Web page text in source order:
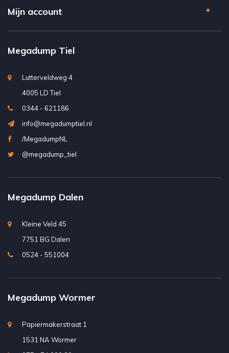
Mijn account
Megadump Tiel
Lutterveldweg 4
4005 LD Tiel
0344 - 621186
info@megadumptiel.nl
/MegadumpNL
@megadump_tiel
Megadump Dalen
Kleine Veld 45
7751 BG Dalen
0524 - 551004
Megadump Wormer
Papiermakerstraat 1
1531 NA Wormer